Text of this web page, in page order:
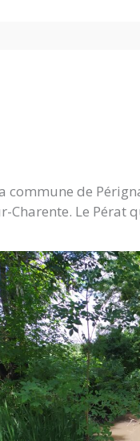
commune de
Le Pérat